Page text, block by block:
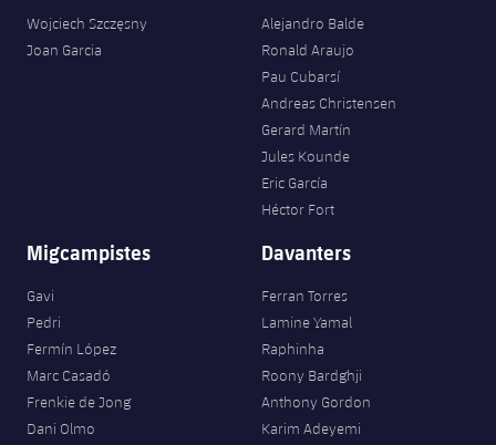
Wojciech Szczęsny
Joan Garcia
Alejandro Balde
Ronald Araujo
Pau Cubarsí
Andreas Christensen
Gerard Martín
Jules Kounde
Eric García
Héctor Fort
Migcampistes
Gavi
Pedri
Fermín López
Marc Casadó
Frenkie de Jong
Dani Olmo
Davanters
Ferran Torres
Lamine Yamal
Raphinha
Roony Bardghji
Anthony Gordon
Karim Adeyemi